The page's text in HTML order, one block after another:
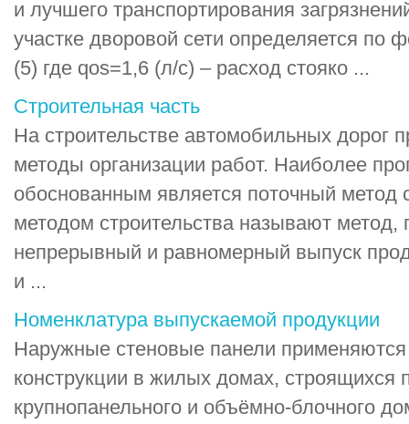
и лучшего транспортирования
участке дворовой сети определяется по
(5) где qos=1,6 (л/с) – расход стояко ...
Строительная часть
На строительстве автомобильных дорог
методы организации работ. Наиболее
обоснованным является поточный метод
методом строительства называют метод,
непрерывный и равномерный выпуск
и ...
Номенклатура выпускаемой продукции
Наружные стеновые панели
конструкции в жилых домах, строящихся
крупнопанельного и объёмно-блочного